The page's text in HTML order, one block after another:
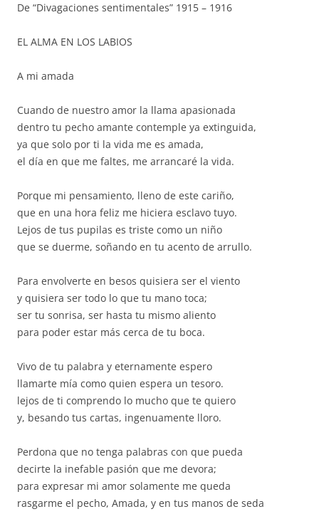
De “Divagaciones sentimentales” 1915 – 1916
EL ALMA EN LOS LABIOS
A mi amada
Cuando de nuestro amor la llama apasionada
dentro tu pecho amante contemple ya extinguida,
ya que solo por ti la vida me es amada,
el día en que me faltes, me arrancaré la vida.
Porque mi pensamiento, lleno de este cariño,
que en una hora feliz me hiciera esclavo tuyo.
Lejos de tus pupilas es triste como un niño
que se duerme, soñando en tu acento de arrullo.
Para envolverte en besos quisiera ser el viento
y quisiera ser todo lo que tu mano toca;
ser tu sonrisa, ser hasta tu mismo aliento
para poder estar más cerca de tu boca.
Vivo de tu palabra y eternamente espero
llamarte mía como quien espera un tesoro.
lejos de ti comprendo lo mucho que te quiero
y, besando tus cartas, ingenuamente lloro.
Perdona que no tenga palabras con que pueda
decirte la inefable pasión que me devora;
para expresar mi amor solamente me queda
rasgarme el pecho, Amada, y en tus manos de seda